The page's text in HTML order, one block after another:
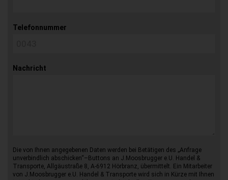
Telefonnummer
Nachricht
Die von Ihnen angegebenen Daten werden bei Betätigen des „Anfrage
unverbindlich abschicken“–Buttons an J.Moosbrugger e.U. Handel &
Transporte, Allgäustraße 8, A-6912 Hörbranz, übermittelt. Ein Mitarbeiter
von J.Moosbrugger e.U. Handel & Transporte wird sich in Kürze mit Ihnen